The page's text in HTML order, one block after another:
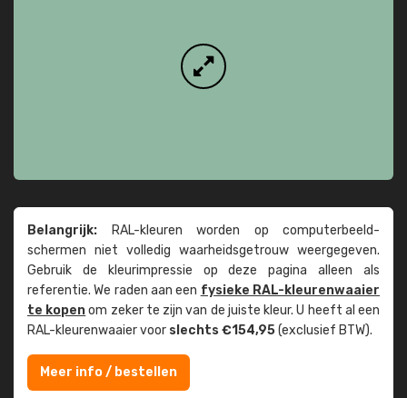
Belangrijk: RAL-kleuren worden op computer­beeld­
schermen niet volledig waarheids­­getrouw weer­gegeven.
Gebruik de kleur­impressie op deze pagina alleen als
referentie. We raden aan een fysieke RAL-kleuren­waaier
te kopenom zeker te zijn van de juiste kleur. U heeft al een
RAL-kleuren­waaier voor slechts €154,95(exclusief BTW).
Meer info / bestellen